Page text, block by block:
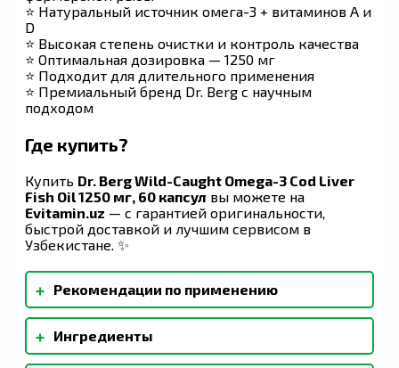
⭐ Натуральный источник омега-3 + витаминов A и
D
⭐ Высокая степень очистки и контроль качества
⭐ Оптимальная дозировка — 1250 мг
⭐ Подходит для длительного применения
⭐ Премиальный бренд Dr. Berg с научным
подходом
Где купить?
Купить Dr. Berg Wild-Caught Omega-3 Cod Liver
Fish Oil 1250 мг, 60 капсул вы можете на
Evitamin.uz — с гарантией оригинальности,
быстрой доставкой и лучшим сервисом в
Узбекистане. ✨
+ Рекомендации по применению
В качестве пищевой добавки принимайте по 1
капсуле во время еды в день.
+ Ингредиенты